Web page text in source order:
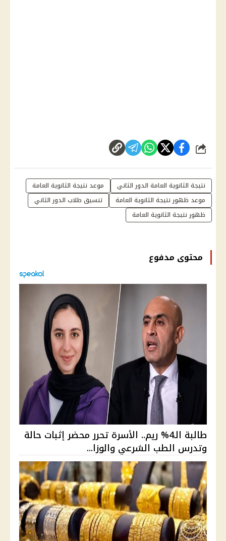
شارك
نتيجة الثانوية العامة الدور الثاني
موعد نتيجة الثانوية العامة
موعد ظهور نتيجة الثانوية العامة
تنسيق طلاب الدور الثاني
ظهور نتيجة الثانوية العامة
محتوى مدفوع
طالبة الـ4% ريم.. الأسرة تحرر محضر إثبات حالة
وتدرس الطب الشرعي والوزا...